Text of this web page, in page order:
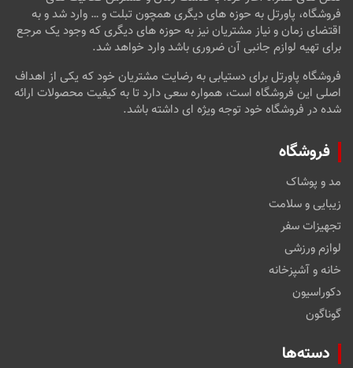
فروشگاه، پاورتل به حوزه های دیگری همچون تبلت و … وارد شد و به
اقتضای زمان و نیاز مشتریان نیز به حوزه های دیگری که وجود یک مرجع
برای تهیه لوازم جانبی آن ضروری باشد وارد خواهد شد.
فروشگاه پاورتل برای دستیابی به رضایت مشتریان خود که یکی از اهداف
اصلی این فروشگاه است، همواره سعی دارد تا به کیفیت محصولات ارائه
شده در فروشگاه خود توجه ویژه ای داشته باشد.
فروشگاه
مد و پوشاک
زیبایی و سلامت
تجهیزات سفر
لوازم ورزشی
خانه و آشپزخانه
دکوراسیون
گوناگون
دسته‌ها